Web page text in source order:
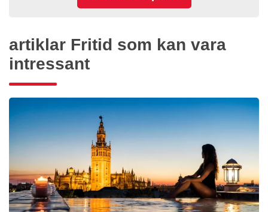
artiklar Fritid som kan vara
intressant